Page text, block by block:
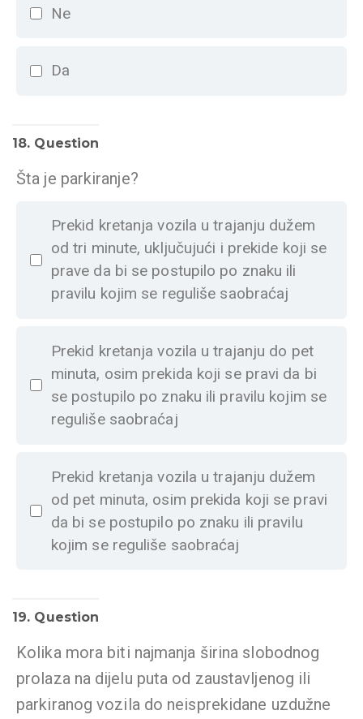
Ne
Da
18. Question
Šta je parkiranje?
Prekid kretanja vozila u trajanju dužem
od tri minute, uključujući i prekide koji se
prave da bi se postupilo po znaku ili
pravilu kojim se reguliše saobraćaj
Prekid kretanja vozila u trajanju do pet
minuta, osim prekida koji se pravi da bi
se postupilo po znaku ili pravilu kojim se
reguliše saobraćaj
Prekid kretanja vozila u trajanju dužem
od pet minuta, osim prekida koji se pravi
da bi se postupilo po znaku ili pravilu
kojim se reguliše saobraćaj
19. Question
Kolika mora biti najmanja širina slobodnog
prolaza na dijelu puta od zaustavljenog ili
parkiranog vozila do neisprekidane uzdužne